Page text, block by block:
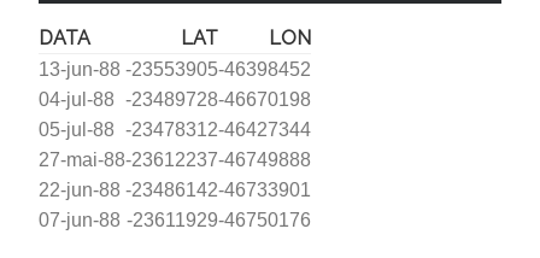
DATA LAT LON
13-jun-88 -23553905-46398452
04-jul-88 -23489728-46670198
05-jul-88 -23478312-46427344
27-mai-88-23612237-46749888
22-jun-88 -23486142-46733901
07-jun-88 -23611929-46750176